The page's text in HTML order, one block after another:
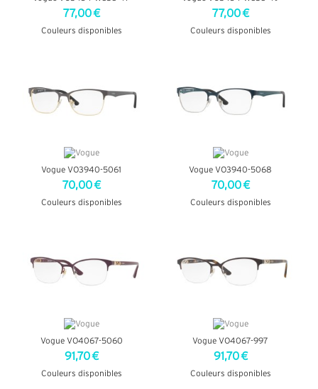
77,00 €
Couleurs disponibles
77,00 €
Couleurs disponibles
Vogue VO3940-5061
70,00 €
Couleurs disponibles
Vogue VO3940-5068
70,00 €
Couleurs disponibles
Vogue VO4067-5060
91,70 €
Couleurs disponibles
Vogue VO4067-997
91,70 €
Couleurs disponibles